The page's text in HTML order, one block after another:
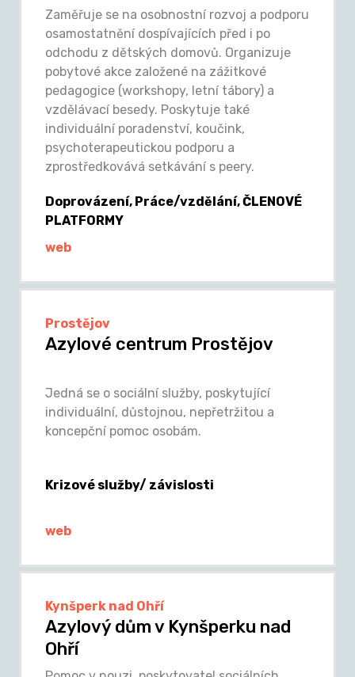
Zaměřuje se na osobnostní rozvoj a podporu
osamostatnění dospívajících před i po
odchodu z dětských domovů. Organizuje
pobytové akce založené na zážitkové
pedagogice (workshopy, letní tábory) a
vzdělávací besedy. Poskytuje také
individuální poradenství, koučink,
psychoterapeutickou podporu a
zprostředkovává setkávání s peery.
Doprovázení, Práce/vzdělání, ČLENOVÉ
PLATFORMY
web
Prostějov
Azylové centrum Prostějov
Jedná se o sociální služby, poskytující
individuální, důstojnou, nepřetržitou a
koncepční pomoc osobám.
Krizové služby/ závislosti
web
Kynšperk nad Ohří
Azylový dům v Kynšperku nad
Ohří